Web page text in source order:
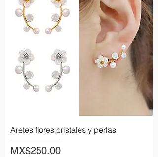
Aretes flores cristales y perlas
Price
MX$250.00